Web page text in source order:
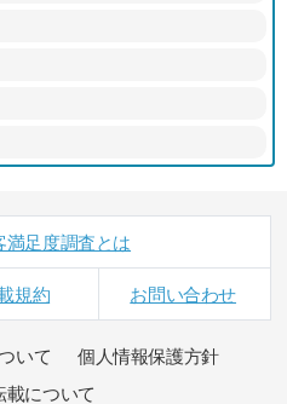
満足度調査とは
規約 お問い合わせ
いて
個人情報保護方針
載について